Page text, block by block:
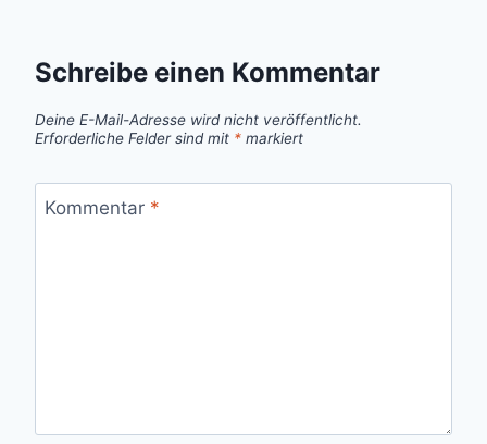
Schreibe einen Kommentar
Deine E-Mail-Adresse wird nicht veröffentlicht.
Erforderliche Felder sind mit * markiert
Kommentar *